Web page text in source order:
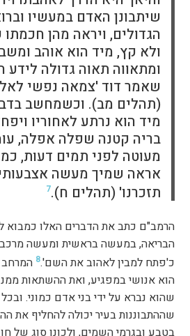
שיתבונן האדם במעשיו
הגדולים, ויראה מהן
ולא קץ, מיד הוא אוהב
ומתאווה תאוה גדולה לידע
שאמר דוד 'צמאה נפשי
(תהלים מב). וכשמחשב
מיד הוא נרתע לאחוריו
בריה קטנה שפלה אפלה,
מעוטה לפני תמים דעות,
אראה שמיך מעשה
תזכרנו' (תהלים ח).7
הרמב"ם כתב את הדברים האלו כמבוא
הבריאה, במעשה בראשית ומעשה
כ'פתח למבין לאהוב את השם'.8 המרחב
הוא אנושי במפגיע, ואת ההשתאות
שהוא נברא על ידי בני אדם כמוני.
שההתבוננות בעיר יכולה להחליף את